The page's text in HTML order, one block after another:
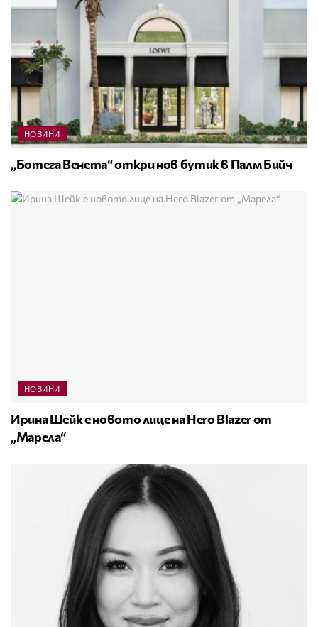
НОВИНИ
„Ботега Венета“ откри нов бутик в Палм Бийч
НОВИНИ
Ирина Шейк е новото лице на Hero Blazer от
„Марела“